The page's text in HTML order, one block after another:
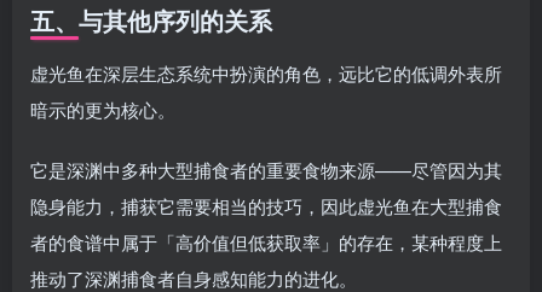
五、与其他序列的关系
虚光鱼在深层生态系统中扮演的角色，远比它的低调外表所
暗示的更为核心。
它是深渊中多种大型捕食者的重要食物来源——尽管因为其
隐身能力，捕获它需要相当的技巧，因此虚光鱼在大型捕食
者的食谱中属于「高价值但低获取率」的存在，某种程度上
推动了深渊捕食者自身感知能力的进化。